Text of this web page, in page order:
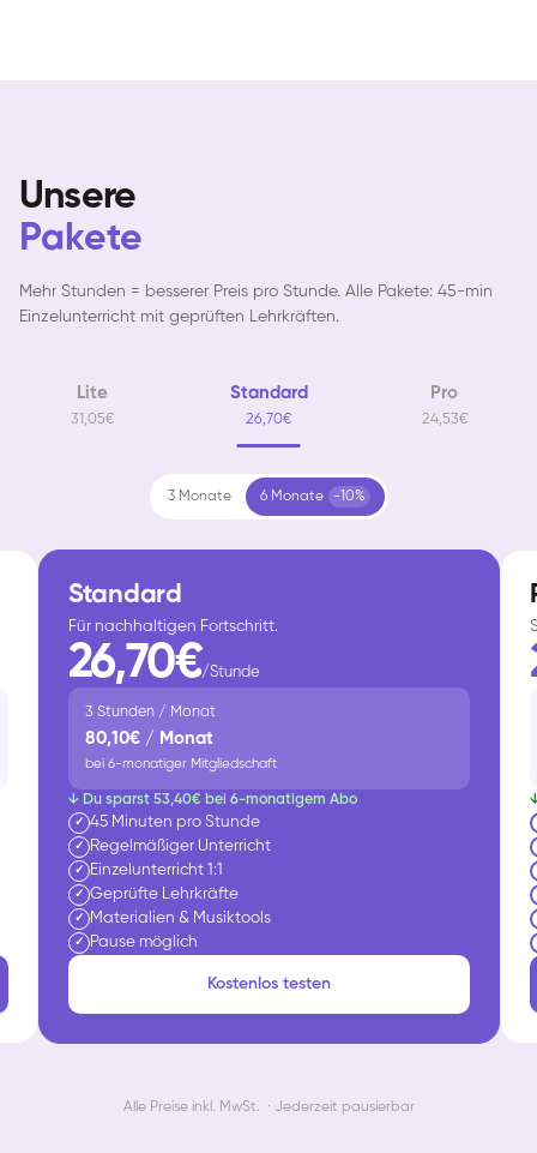
Unsere
Pakete
Mehr Stunden = besserer Preis pro Stunde. Alle Pakete: 45-min
Einzelunterricht mit geprüften Lehrkräften.
Lite
31,05€
Standard
26,70€
Pro
24,53€
3 Monate 6 Monate -10%
Standard
Für nachhaltigen Fortschritt.
26,70€/Stunde
3 Stunden / Monat
80,10€ / Monat
bei 6-monatiger Mitgliedschaft
↓ Du sparst 53,40€ bei 6-monatigem Abo
✓ 45 Minuten pro Stunde
✓ Regelmäßiger Unterricht
✓ Einzelunterricht 1:1
✓ Geprüfte Lehrkräfte
✓ Materialien & Musiktools
✓ Pause möglich
Kostenlos testen
Alle Preise inkl. MwSt. · Jederzeit pausierbar